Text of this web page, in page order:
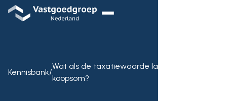
Kennisbank/
Wat als de taxatiewaarde lager is dan de
koopsom?